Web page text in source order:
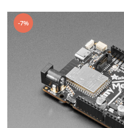
Hat
Accesorii
Cabluri si Conectori
-7%